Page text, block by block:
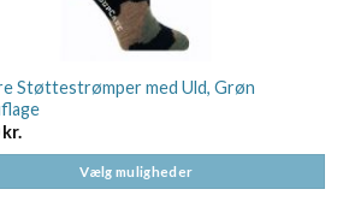
Støttestrømper med Uld, Grøn
kr.
Vælg muligheder